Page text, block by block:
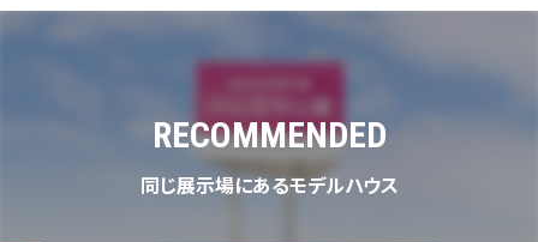
RECOMMENDED
同じ展示場にあるモデルハウス